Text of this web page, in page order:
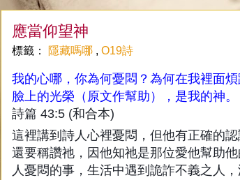
應當仰望神
標籤： 隱藏嗎哪 , O19詩
我的心哪，你為何憂悶？為何在我裡面
臉上的光榮（原文作幫助），是我的神。
詩篇 43:5 (和合本)
這裡講到詩人心裡憂悶，但他有正確的
還要稱讚祂，因他知祂是那位愛他幫助
人憂悶的事，生活中遇到詭詐不義之人